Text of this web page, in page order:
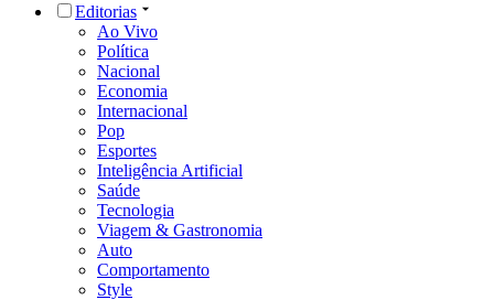
Editorias
Ao Vivo
Política
Nacional
Economia
Internacional
Pop
Esportes
Inteligência Artificial
Saúde
Tecnologia
Viagem & Gastronomia
Auto
Comportamento
Style